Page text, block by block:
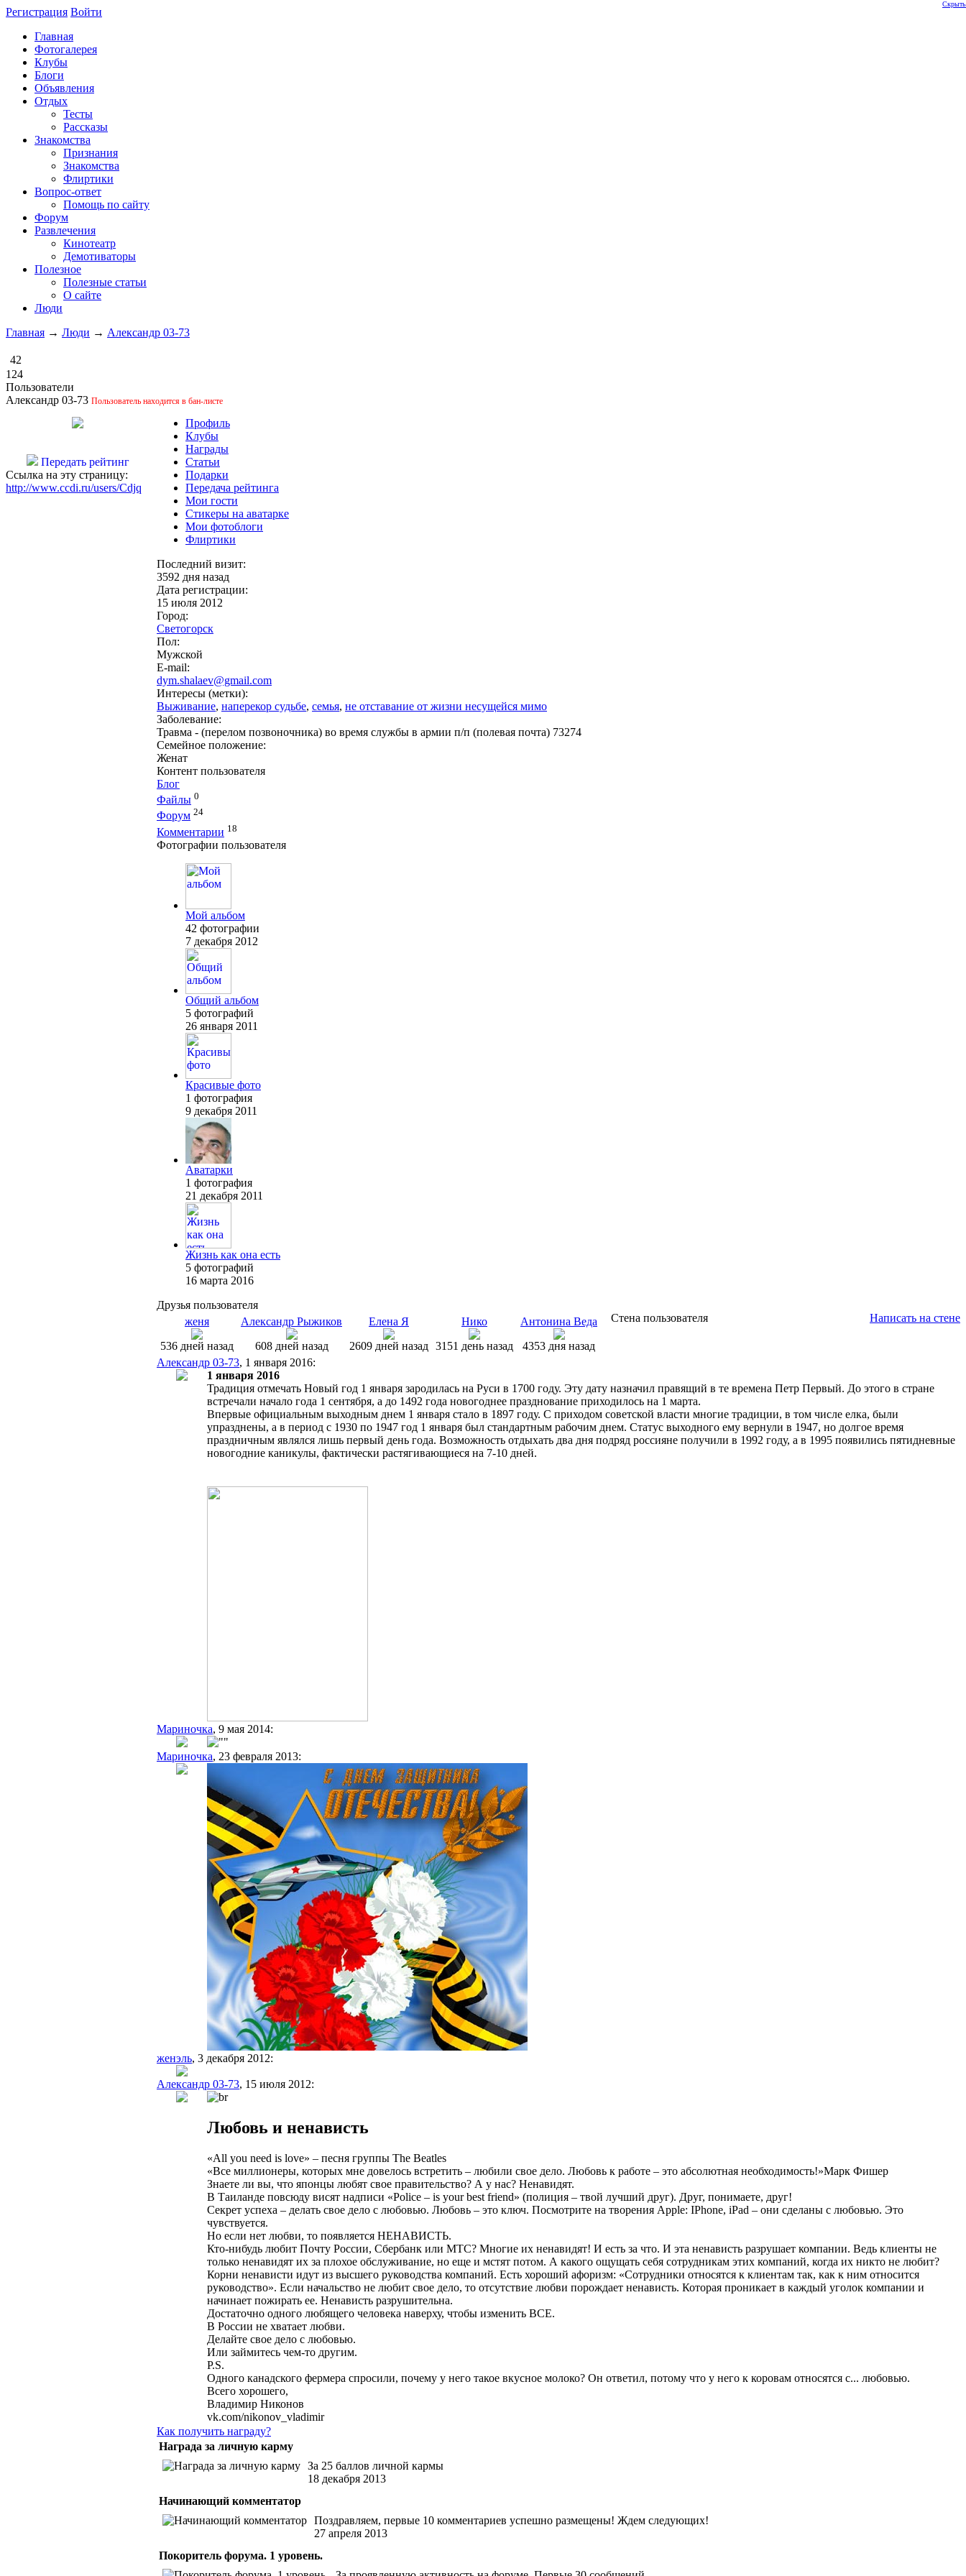
Регистрация Войти
Главная
Фотогалерея
Клубы
Блоги
Объявления
Отдых
Тесты
Рассказы
Знакомства
Признания
Знакомства
Флиртики
Вопрос-ответ
Помощь по сайту
Форум
Развлечения
Кинотеатр
Демотиваторы
Полезное
Полезные статьи
О сайте
Люди
Главная → Люди → Александр 03-73
42
124
Пользователи
Александр 03-73 Пользователь находится в бан-листе
Передать рейтинг
Ссылка на эту страницу:
http://www.ccdi.ru/users/Cdjq
Профиль
Клубы
Награды
Статьи
Подарки
Передача рейтинга
Мои гости
Стикеры на аватарке
Мои фотоблоги
Флиртики
Последний визит:
3592 дня назад
Дата регистрации:
15 июля 2012
Город:
Светогорск
Пол:
Мужской
E-mail:
dym.shalaev@gmail.com
Интересы (метки):
Выживание, наперекор судьбе, семья, не отставание от жизни несущейся мимо
Заболевание:
Травма - (перелом позвоночника) во время службы в армии п/п (полевая почта) 73274
Семейное положение:
Женат
Контент пользователя
Блог
Файлы 0
Форум 24
Комментарии 18
Фотографии пользователя
Мой альбом
42 фотографии
7 декабря 2012
Общий альбом
5 фотографий
26 января 2011
Красивые фото
1 фотография
9 декабря 2011
Аватарки
1 фотография
21 декабря 2011
Жизнь как она есть
5 фотографий
16 марта 2016
Друзья пользователя
женя
536 дней назад
Александр Рыжиков
608 дней назад
Елена Я
2609 дней назад
Нико
3151 день назад
Антонина Веда
4353 дня назад
Стена пользователя Написать на стене
Александр 03-73, 1 января 2016:
1 января 2016
Традиция отмечать Новый год 1 января зародилась на Руси в 1700 году. Эту дату назначил правящий в те времена Петр Первый. До этого в стране
встречали начало года 1 сентября, а до 1492 года новогоднее празднование приходилось на 1 марта.
Впервые официальным выходным днем 1 января стало в 1897 году. С приходом советской власти многие традиции, в том числе елка, были
упразднены, а в период с 1930 по 1947 год 1 января был стандартным рабочим днем. Статус выходного ему вернули в 1947, но долгое время
праздничным являлся лишь первый день года. Возможность отдыхать два дня подряд россияне получили в 1992 году, а в 1995 появились пятидневные
новогодние каникулы, фактически растягивающиеся на 7-10 дней.
Мариночка, 9 мая 2014:
Мариночка, 23 февраля 2013:
женэль, 3 декабря 2012:
Александр 03-73, 15 июля 2012:
Любовь и ненависть
«All you need is love» – песня группы The Beatles
«Все миллионеры, которых мне довелось встретить – любили свое дело. Любовь к работе – это абсолютная необходимость!»Марк Фишер
Знаете ли вы, что японцы любят свое правительство? А у нас? Ненавидят.
В Таиланде повсюду висят надписи «Police – is your best friend» (полиция – твой лучший друг). Друг, понимаете, друг!
Секрет успеха – делать свое дело с любовью. Любовь – это ключ. Посмотрите на творения Apple: IPhone, iPad – они сделаны с любовью. Это
чувствуется.
Но если нет любви, то появляется НЕНАВИСТЬ.
Кто-нибудь любит Почту России, Сбербанк или МТС? Многие их ненавидят! И есть за что. И эта ненависть разрушает компании. Ведь клиенты не
только ненавидят их за плохое обслуживание, но еще и мстят потом. А какого ощущать себя сотрудникам этих компаний, когда их никто не любит?
Корни ненависти идут из высшего руководства компаний. Есть хороший афоризм: «Сотрудники относятся к клиентам так, как к ним относится
руководство». Если начальство не любит свое дело, то отсутствие любви порождает ненависть. Которая проникает в каждый уголок компании и
начинает пожирать ее. Ненависть разрушительна.
Достаточно одного любящего человека наверху, чтобы изменить ВСЕ.
В России не хватает любви.
Делайте свое дело с любовью.
Или займитесь чем-то другим.
P.S.
Одного канадского фермера спросили, почему у него такое вкусное молоко? Он ответил, потому что у него к коровам относятся с... любовью.
Всего хорошего,
Владимир Никонов
vk.com/nikonov_vladimir
Как получить награду?
Награда за личную карму
За 25 баллов личной кармы
18 декабря 2013
Начинающий комментатор
Поздравляем, первые 10 комментариев успешно размещены! Ждем следующих!
27 апреля 2013
Покоритель форума. 1 уровень.
Скрыть